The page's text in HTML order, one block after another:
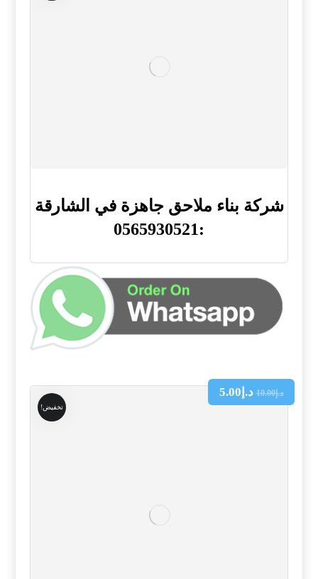
شركة بناء ملاحق جاهزة في الشارقة
:0565930521
تخفيض!
د.إ10.00 د.إ 5.00